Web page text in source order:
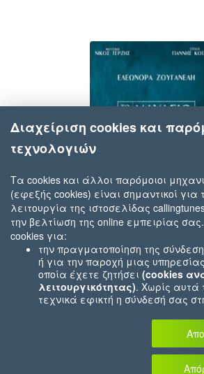
Το Ναυάγιο
Διαχείριση cookies και
τεχνολογιών
Τα cookies και άλλοι παρόμοιοι
(εφεξής cookies) είναι σημαντικοί για
λειτουργία της ιστοσελίδας
την βελτίωση της online εμπειρίας
cookies για:
την πραγματοποίηση της
ή για την παροχή μιας
οποία έχετε ζητήσει (cookies
λειτουργικότητας). Χωρίς αυτά
τεχνικά εφικτή η σύνδεσή σας
που εσείς μας ζητήσατε
την καταχώρηση των αγορών σας
Για τον λόγο
cookies είναι πάντα